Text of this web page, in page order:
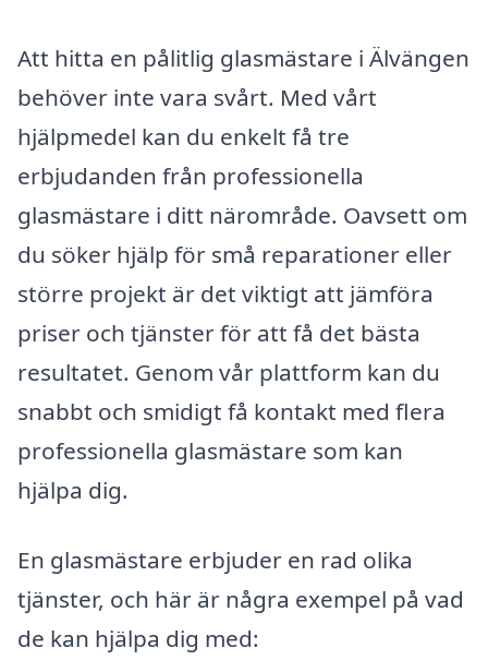
Att hitta en pålitlig glasmästare i Älvängen
behöver inte vara svårt. Med vårt
hjälpmedel kan du enkelt få tre
erbjudanden från professionella
glasmästare i ditt närområde. Oavsett om
du söker hjälp för små reparationer eller
större projekt är det viktigt att jämföra
priser och tjänster för att få det bästa
resultatet. Genom vår plattform kan du
snabbt och smidigt få kontakt med flera
professionella glasmästare som kan
hjälpa dig.
En glasmästare erbjuder en rad olika
tjänster, och här är några exempel på vad
de kan hjälpa dig med: